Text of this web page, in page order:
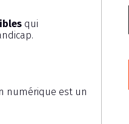
qui
numérique est un